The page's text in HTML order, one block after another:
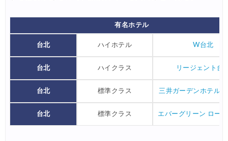
04/01 JTB) マレーシア航空便(航空券+ホテル) 最大20,000円OFFクー
Trip.com) 航空券＋ホテル 最大5,000円OFFクーポン
楽天トラベル) 海外ツアー 最大20,000円OFFクーポン
Peach) タイムセール(バンコク・シンガポール)
有名ホテル
台北 ハイホテル W台北
台北 ハイクラス リージェント台
台北 標準クラス 三井ガーデンホテル
台北 標準クラス エバーグリーン ロー